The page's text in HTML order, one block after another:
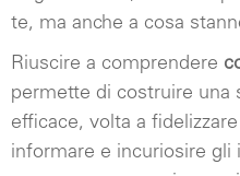
te, ma anche a cosa
Riuscire a comprendere
permette di costruire una
efficace, volta a
informare e incuriosire gli